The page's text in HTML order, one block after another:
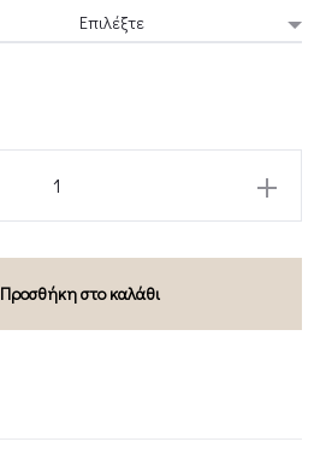
120.00€.84.00€.
Προσθήκη στο καλάθι